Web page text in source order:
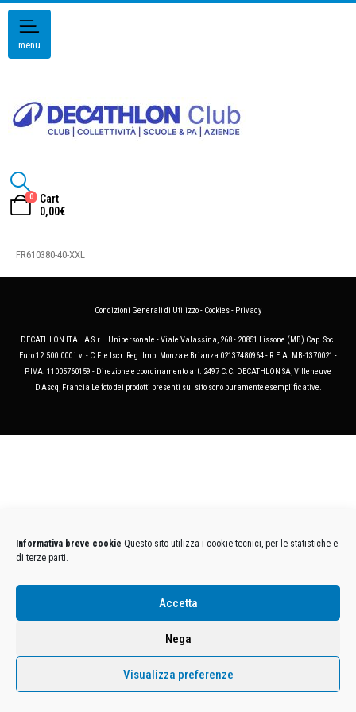
Informativa breve cookie Questo sito utilizza i cookie tecnici, per le statistiche e
di terze parti.
Accetta
Nega
Visualizza preferenze
menu
0
Cart
0,00€
FR610380-40-XXL
Condizioni Generali di Utilizzo- Cookies- Privacy
DECATHLON ITALIA S.r.l. Unipersonale - Viale Valassina, 268 - 20851 Lissone (MB) Cap. Soc.
Euro 12.500.000 i.v. - C.F. e Iscr. Reg. Imp. Monza e Brianza 02137480964 - R.E.A. MB-1370021 -
P.IVA. 11005760159 - Direzione e coordinamento art. 2497 C.C. DECATHLON SA, Villeneuve
D'Ascq, Francia Le foto dei prodotti presenti sul sito sono puramente esemplificative.